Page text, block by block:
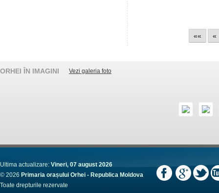
«« «
ORHEI ÎN IMAGINI Vezi galeria foto
Ultima actualizare: Vineri, 07 august 2026
© 2026 Primaria orașului Orhei - Republica Moldova
Toate drepturile rezervate